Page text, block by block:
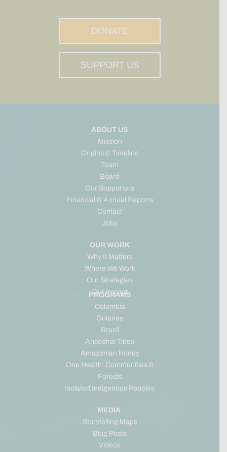
DONATE
SUPPORT US
ABOUT US
Mission
Origins & Timeline
Team
Board
Our Supporters
Financial & Annual Reports
Contact
Jobs
OUR WORK
Why It Matters
Where We Work
Our Strategies
Our Impact
PROGRAMS
Colombia
Guianas
Brazil
Ancestral Tides
Amazonian Honey
One Health: Communities &
Forests
Isolated Indigenous Peoples
MEDIA
Storytelling Maps
Blog Posts
Videos